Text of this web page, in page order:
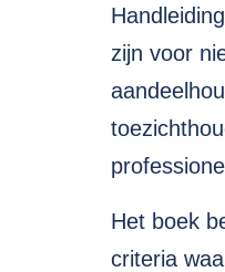
zijn voor
Het boek
criteria